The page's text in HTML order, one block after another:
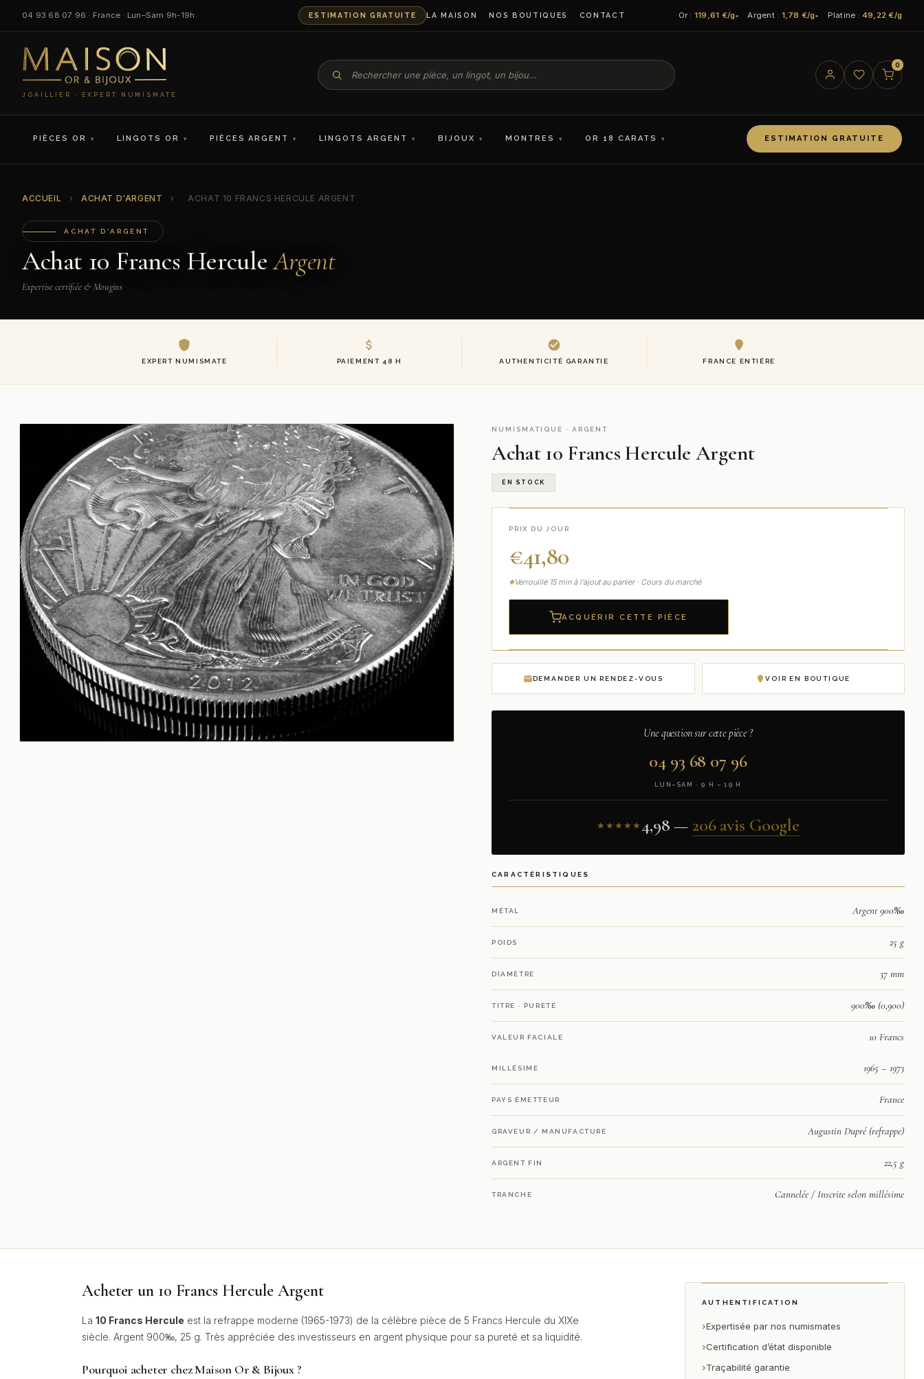
04 93 68 07 96 · France · Lun–Sam 9h-19h ESTIMATION GRATUITE LA MAISON NOS BOUTIQUES CONTACT Or : 119,61 €/g Argent : 1,78 €/g Platine : 49,22 €/g
JOAILLIER · EXPERT NUMISMATE
0
PIÈCES OR LINGOTS OR PIÈCES ARGENT LINGOTS ARGENT BIJOUX MONTRES OR 18 CARATS ESTIMATION GRATUITE
ACCUEIL › ACHAT D'ARGENT › ACHAT 10 FRANCS HERCULE ARGENT
ACHAT D'ARGENT
Achat 10 Francs HerculeArgent
Expertise certifiée & Mougins
EXPERT NUMISMATE PAIEMENT 48 H AUTHENTICITÉ GARANTIE FRANCE ENTIÈRE
NUMISMATIQUE · ARGENT
Achat 10 Francs Hercule Argent
EN STOCK
PRIX DU JOUR
€41,80
Verrouillé 15 min à l’ajout au panier · Cours du marché
ACQUÉRIR CETTE PIÈCE
DEMANDER UN RENDEZ-VOUS VOIR EN BOUTIQUE
Une question sur cette pièce ?
04 93 68 07 96
LUN–SAM · 9 H – 19 H
★★★★★4,98 —206 avis Google
CARACTÉRISTIQUES
MÉTAL Argent 900‰
POIDS 25 g
DIAMÈTRE 37 mm
TITRE · PURETÉ 900‰ (0,900)
VALEUR FACIALE 10 Francs
MILLÉSIME 1965 – 1973
PAYS ÉMETTEUR France
GRAVEUR / MANUFACTURE Augustin Dupré (refrappe)
ARGENT FIN 22,5 g
TRANCHE Cannelée / Inscrite selon millésime
Acheter un 10 Francs Hercule Argent
La10 Francs Hercule est la refrappe moderne (1965-1973) de la célèbre pièce de 5 Francs Hercule du XIXe
siècle. Argent 900‰, 25 g. Très appréciée des investisseurs en argent physique pour sa pureté et sa liquidité.
Pourquoi acheter chez Maison Or & Bijoux ?
AUTHENTIFICATION
›Expertisée par nos numismates
›Certification d’état disponible
›Traçabilité garantie